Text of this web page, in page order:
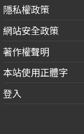
隱私權政策
網站安全政策
著作權聲明
本站使用正體字
登入